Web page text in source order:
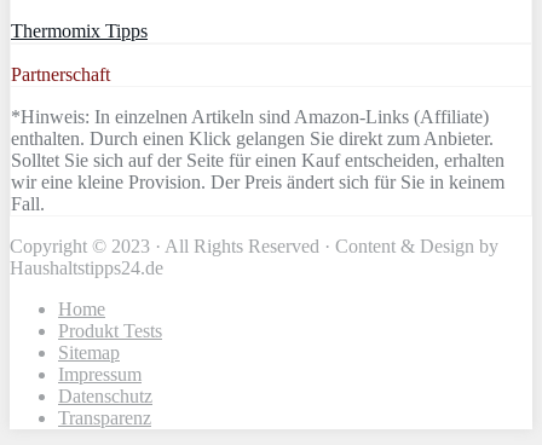
Thermomix Tipps
Partnerschaft
*Hinweis: In einzelnen Artikeln sind Amazon-Links (Affiliate)
enthalten. Durch einen Klick gelangen Sie direkt zum Anbieter.
Solltet Sie sich auf der Seite für einen Kauf entscheiden, erhalten
wir eine kleine Provision. Der Preis ändert sich für Sie in keinem
Fall.
Copyright © 2023 · All Rights Reserved · Content & Design by
Haushaltstipps24.de
Home
Produkt Tests
Sitemap
Impressum
Datenschutz
Transparenz